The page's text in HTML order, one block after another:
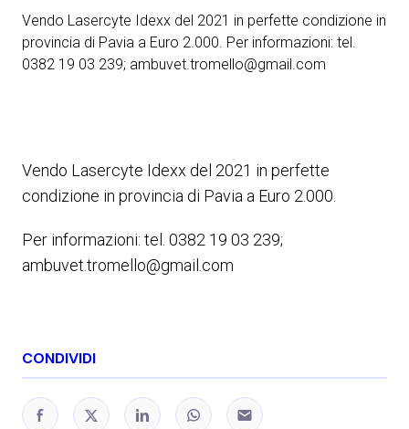
Vendo Lasercyte Idexx del 2021 in perfette condizione in
provincia di Pavia a Euro 2.000. Per informazioni: tel.
0382 19 03 239; ambuvet.tromello@gmail.com
Vendo Lasercyte Idexx del 2021 in perfette
condizione in provincia di Pavia a Euro 2.000.
Per informazioni: tel. 0382 19 03 239;
ambuvet.tromello@gmail.com
CONDIVIDI